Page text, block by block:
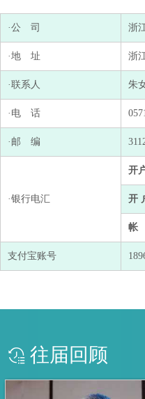
·公 司 浙
·地 址 浙
·联系人 朱
·电 话
·邮 编
·银行电汇
开
开
支付宝账号
往届回顾